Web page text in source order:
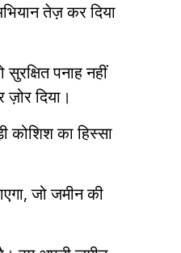
तेज़ कर दिया
पनाह नहीं
दिया।
कोशिश का हिस्सा
जो जमीन की